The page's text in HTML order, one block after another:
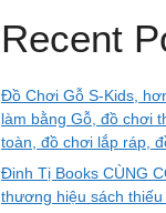
Recent
Đồ Chơi Gỗ S-Kids,
làm bằng Gỗ, đồ chơi
toàn, đồ chơi lắp ráp,
Đinh Tị Books CÙNG
thương hiệu sách